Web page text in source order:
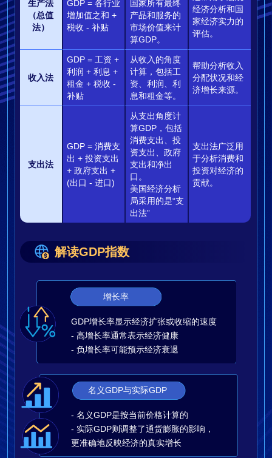
生产法
（总值
法）
GDP = 各行业
增加值之和 +
税收 - 补贴
国家所有最终
产品和服务的
市场价值来计
算GDP。
经济分析和国
家经济实力的
评估。
收入法
GDP = 工资 +
利润 + 利息 +
租金 + 税收 -
补贴
从收入的角度
计算，包括工
资、利润、利
息和租金等。
帮助分析收入
分配状况和经
济增长来源。
支出法
GDP = 消费支
出 + 投资支出
+ 政府支出 +
(出口 - 进口)
从支出角度计
算GDP，包括
消费支出、投
资支出、政府
支出和净出
口。
美国经济分析
局采用的是“支
出法”
支出法广泛用
于分析消费和
投资对经济的
贡献。
解读GDP指数
增长率
GDP增长率显示经济扩张或收缩的速度
- 高增长率通常表示经济健康
- 负增长率可能预示经济衰退
名义GDP与实际GDP
- 名义GDP是按当前价格计算的
- 实际GDP则调整了通货膨胀的影响，
更准确地反映经济的真实增长